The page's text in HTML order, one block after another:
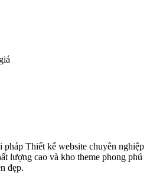
Thiết kế website chuyên nghiệp
lượng cao và kho theme phong phú
đẹp.